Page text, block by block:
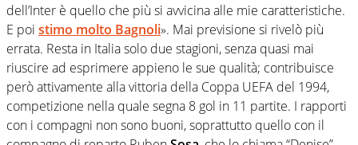
dell’Inter è quello che più si avvicina alle mie caratteristiche.
E poi stimo molto Bagnoli». Mai previsione si rivelò più
errata. Resta in Italia solo due stagioni, senza quasi mai
riuscire ad esprimere appieno le sue qualità; contribuisce
però attivamente alla vittoria della Coppa UEFA del 1994,
competizione nella quale segna 8 gol in 11 partite. I rapporti
con i compagni non sono buoni, soprattutto quello con il